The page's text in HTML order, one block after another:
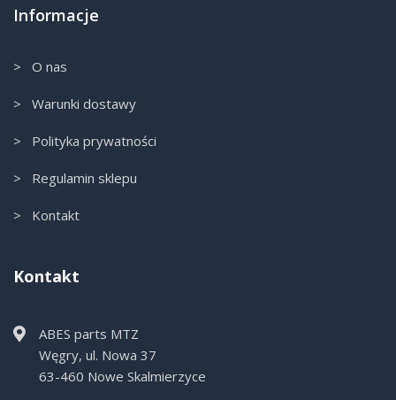
Informacje
> O nas
> Warunki dostawy
> Polityka prywatności
> Regulamin sklepu
> Kontakt
Kontakt
ABES parts MTZ
Węgry, ul. Nowa 37
63-460 Nowe Skalmierzyce